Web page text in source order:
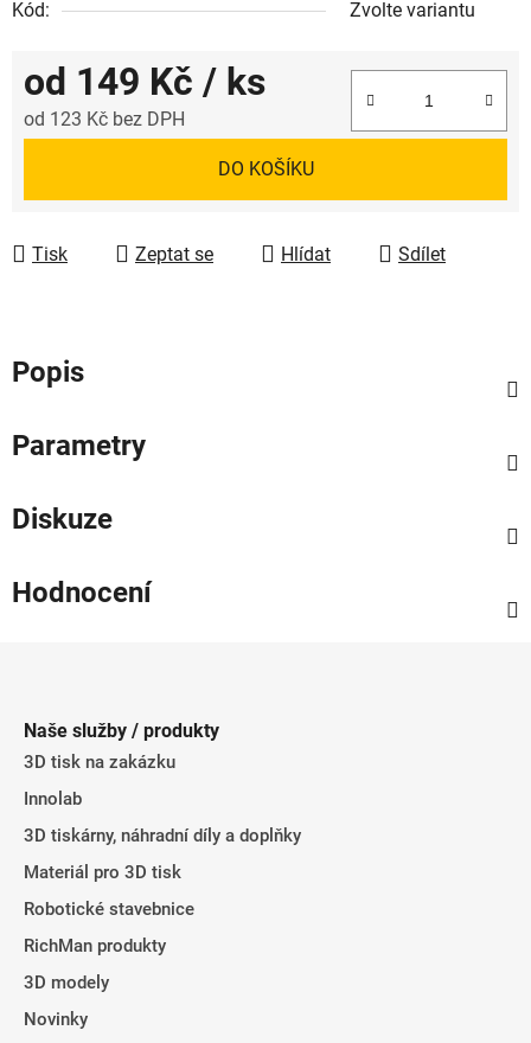
Kód:
Zvolte variantu
od 149 Kč / ks
od 123 Kč bez DPH
DO KOŠÍKU
Tisk Zeptat se Hlídat Sdílet
Popis
Parametry
Diskuze
Hodnocení
Naše služby / produkty
3D tisk na zakázku
Innolab
3D tiskárny, náhradní díly a doplňky
Materiál pro 3D tisk
Robotické stavebnice
RichMan produkty
3D modely
Novinky